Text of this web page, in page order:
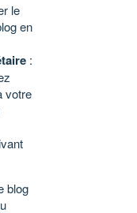
le
en
:
votre
blog